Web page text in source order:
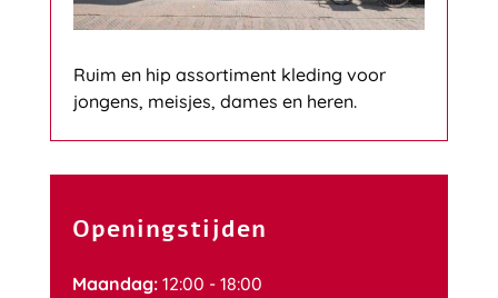
Ruim en hip assortiment kleding voor
jongens, meisjes, dames en heren.
Openingstijden
Maandag:12:00 - 18:00